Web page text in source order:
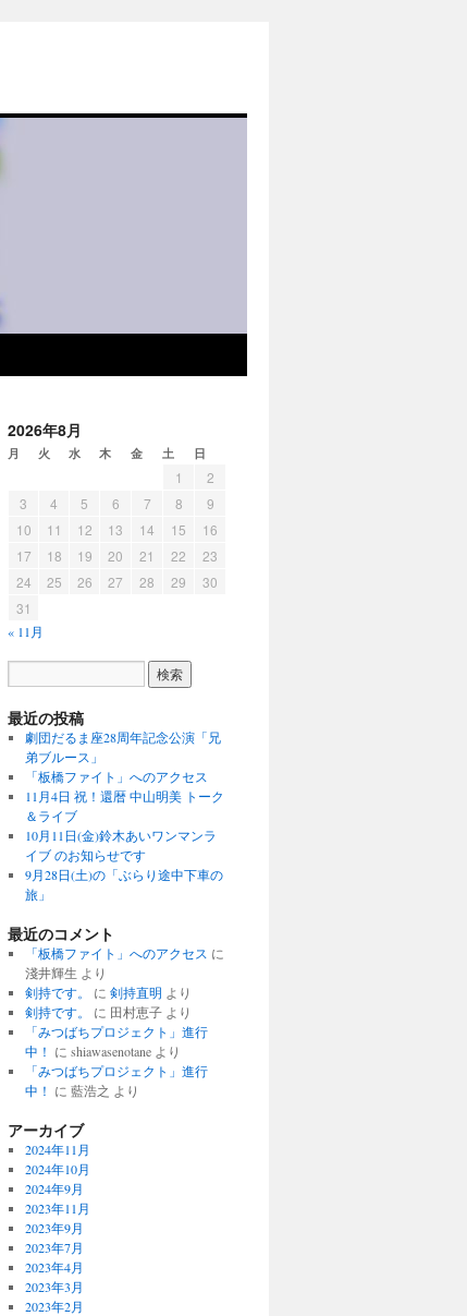
2026年8月
月 火 水 木 金 土 日
1
2
3
4 5 6 7 8
9
10
11 12 13 14 15
16
17
18 19 20 21 22
23
24
25 26 27 28 29
30
31
« 11月
最近の投稿
劇団だるま座28周年記念公演「兄
弟ブルース」
「板橋ファイト」へのアクセス
11月4日 祝！還暦 中山明美 トーク
＆ライブ
10月11日(金)鈴木あいワンマンラ
イブ のお知らせです
9月28日(土)の「ぶらり途中下車の
旅」
最近のコメント
「板橋ファイト」へのアクセス に
淺井輝生 より
剣持です。
に 剣持直明 より
剣持です。
に 田村恵子より
「みつばちプロジェクト」進行
中！ に shiawasenotaneより
「みつばちプロジェクト」進行
中！ に 藍浩之 より
アーカイブ
2024年11月
2024年10月
2024年9月
2023年11月
2023年9月
2023年7月
2023年4月
2023年3月
2023年2月